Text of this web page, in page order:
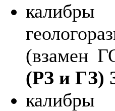
(взамен
(РЗ и ГЗ)